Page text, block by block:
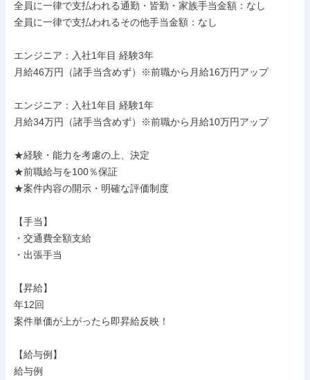
全員に一律で支払われる通勤・皆勤・家族手当金額：なし
全員に一律で支払われるその他手当金額：なし
エンジニア：入社1年目 経験3年
月給46万円（諸手当含めず）※前職から月給16万円アップ
エンジニア：入社1年目 経験1年
月給34万円（諸手当含めず）※前職から月給10万円アップ
★経験・能力を考慮の上、決定
★前職給与を100％保証
★案件内容の開示・明確な評価制度
【手当】
・交通費全額支給
・出張手当
【昇給】
年12回
案件単価が上がったら即昇給反映！
【給与例】
給与例